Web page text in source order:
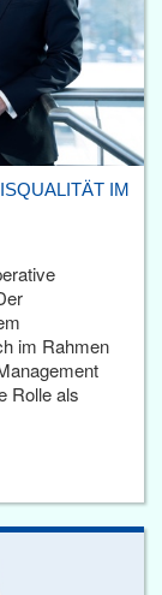
IM
im Rahmen
Rolle als